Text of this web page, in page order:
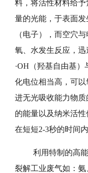
料，将活性材料给
量的光能，于表面
（电子），而空穴
氧、水发生反应，
·OH（羟基自由基）
化电位相当高，可
进无光吸收能力物
的能量以及纳米活
在短短2-3秒的时间
利用特制的高
裂解工业废气如：